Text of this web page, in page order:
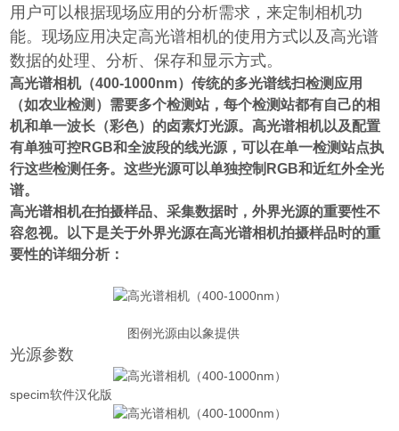
用户可以根据现场应用的分析需求，来定制相机功
能。现场应用决定高光谱相机的使用方式以及高光谱
数据的处理、分析、保存和显示方式。
高光谱相机（400-1000nm）传统的多光谱线扫检测应用
（如农业检测）需要多个检测站，每个检测站都有自己的相
机和单一波长（彩色）的卤素灯光源。高光谱相机以及配置
有单独可控RGB和全波段的线光源，可以在单一检测站点执
行这些检测任务。这些光源可以单独控制RGB和近红外全光
谱。
高光谱相机在拍摄样品、采集数据时，外界光源的重要性不
容忽视。以下是关于外界光源在高光谱相机拍摄样品时的重
要性的详细分析：
图例光源由以象提供
光源参数
specim软件汉化版